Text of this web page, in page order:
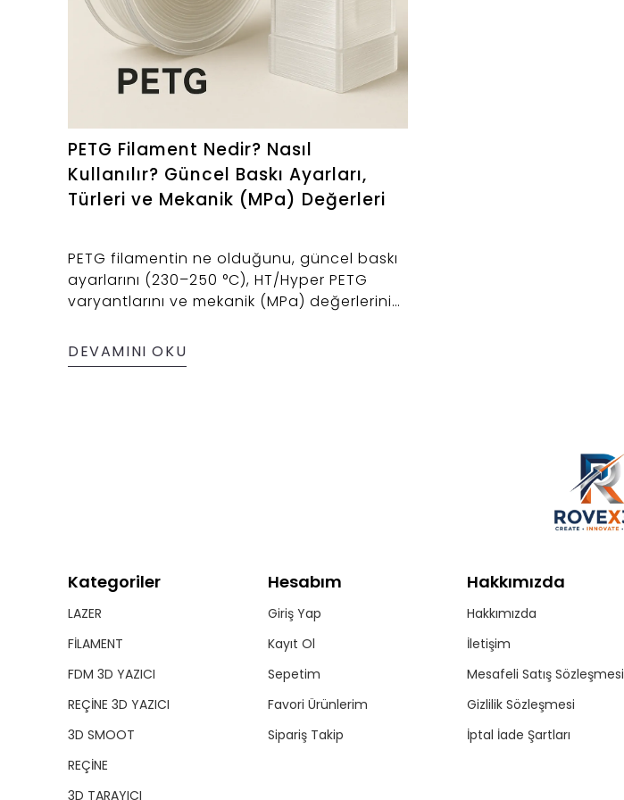
PETG Filament Nedir? Nasıl
Kullanılır? Güncel Baskı Ayarları,
Türleri ve Mekanik (MPa) Değerleri
PETG filamentin ne olduğunu, güncel baskı
ayarlarını (230–250 °C), HT/Hyper PETG
varyantlarını ve mekanik (MPa) değerlerini
DEVAMINI OKU
Kategoriler
LAZER
FİLAMENT
FDM 3D YAZICI
REÇİNE 3D YAZICI
3D SMOOT
REÇİNE
3D TARAYICI
Hesabım
Giriş Yap
Kayıt Ol
Sepetim
Favori Ürünlerim
Sipariş Takip
Hakkımızda
Hakkımızda
İletişim
Mesafeli Satış Sözleşmesi
Gizlilik Sözleşmesi
İptal İade Şartları